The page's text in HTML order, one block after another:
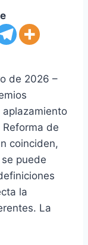
de 2026 –
de
coinciden,
puede
la
La